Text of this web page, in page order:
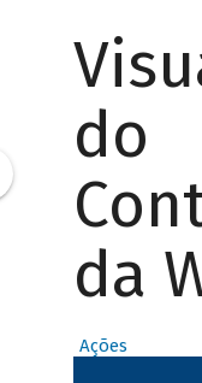
do
da
Ações